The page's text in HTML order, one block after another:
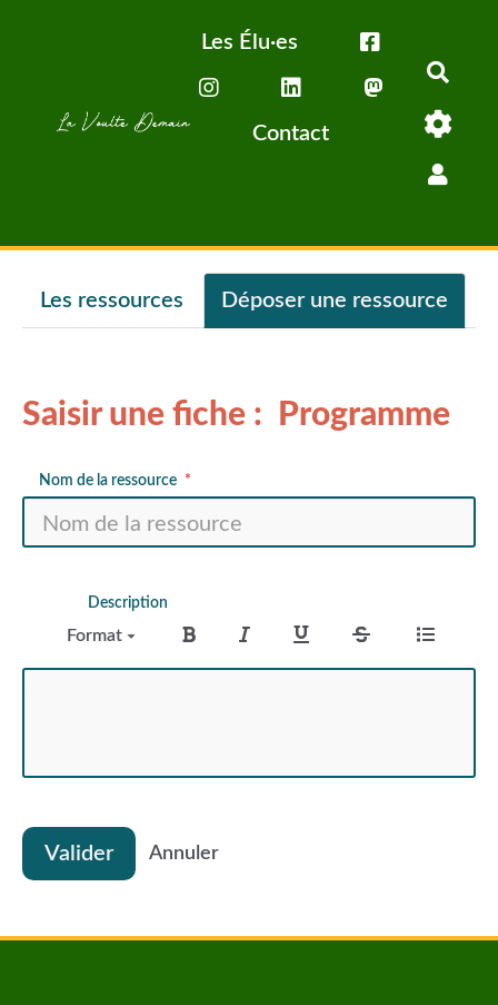
Aller au contenu principal
Les Élu·es
Contact
Les ressources Déposer une ressource
Saisir une fiche : Programme
Nom de la ressource
Description
Format
Valider Annuler